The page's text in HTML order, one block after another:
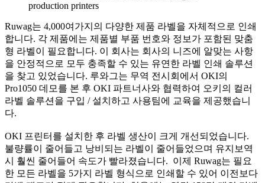
Ruwag는 4,000여가지의 다양한 제품 라벨을 자체적으로 인쇄
합니다. 각 제품에는 제품별 부품 번호와 정보가 포함된 맞춤
형 라벨이 필요합니다. 이 회사는 회사의 니즈에 알맞는 사항
을 안정적으로 모두 충족할 수 있는 유연한 라벨 인쇄 솔루션
을 찾고 있었습니다. 루와그는 무역 전시회에서 OKI의
Pro1050 데모를 본 후 OKI 파트너사와 협력하여 오키의 컬러
라벨 솔루션을 구입 / 설치하고 사용팀에 교육을 제공했습니
다.
OKI 프린터를 설치한 후 라벨 생산이 크게 개선되었습니다.
불량률이 줄어들고 낭비되는 라벨이 줄어들었으며 유지보역
시 훨씬 줄어들어 속도가 빨라졌습니다. 이제 Ruwag는 필요
한 모든 라벨을 5가지 라벨 형식으로 인쇄할 수 있어 이전보다